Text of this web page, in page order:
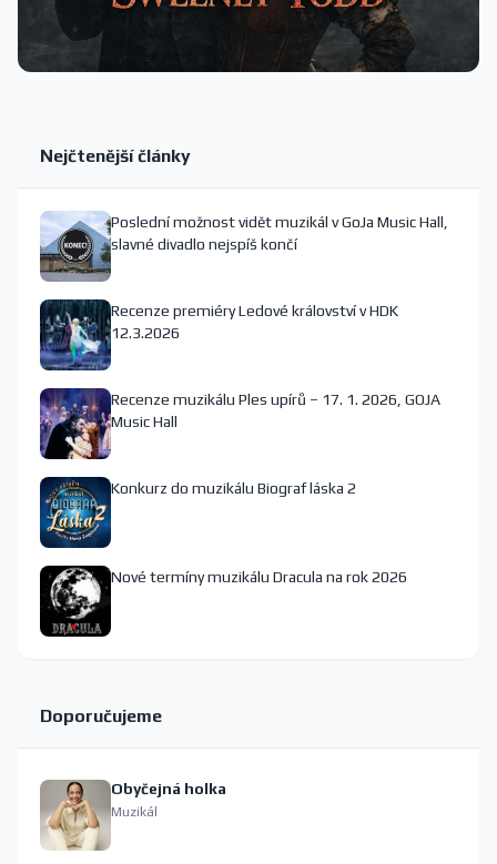
Nejčtenější články
Poslední možnost vidět muzikál v GoJa Music Hall,
slavné divadlo nejspíš končí
Recenze premiéry Ledové království v HDK
12.3.2026
Recenze muzikálu Ples upírů – 17. 1. 2026, GOJA
Music Hall
Konkurz do muzikálu Biograf láska 2
Nové termíny muzikálu Dracula na rok 2026
Doporučujeme
Obyčejná holka
Muzikál